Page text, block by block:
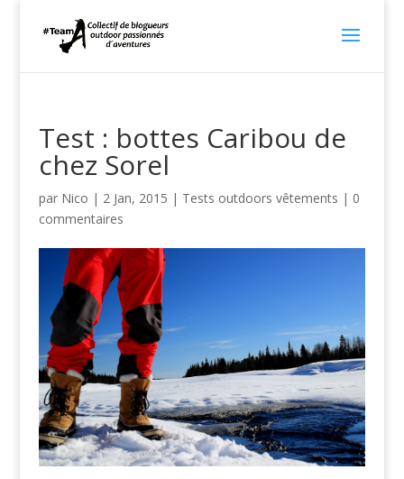
Test : bottes Caribou de
chez Sorel
par Nico | 2 Jan, 2015 | Tests outdoors vêtements | 0
commentaires